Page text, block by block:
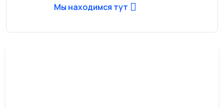
Мы находимся тут